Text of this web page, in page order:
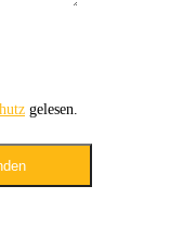
gelesen.